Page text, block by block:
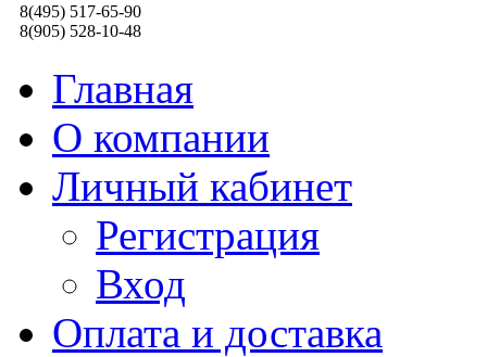
8(495) 517-65-90
8(905) 528-10-48
Главная
О компании
Личный кабинет
Регистрация
Вход
Оплата и доставка